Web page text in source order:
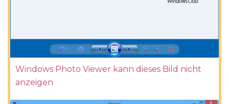
Windows Photo Viewer kann dieses Bild nicht
anzeigen